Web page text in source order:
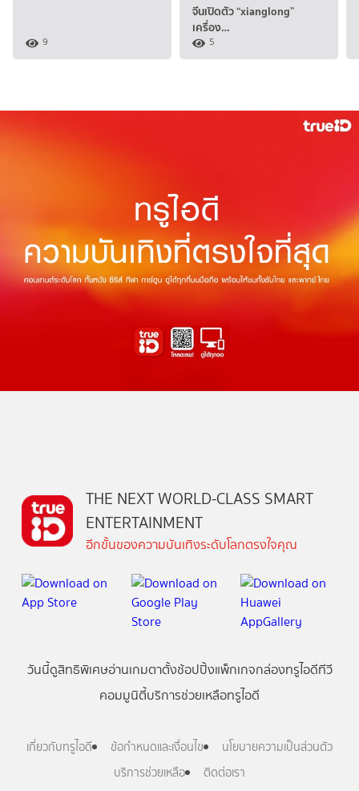
9
จีนเปิดตัว “xianglong”
เครื่อง…
5
THE NEXT WORLD-CLASS SMART
ENTERTAINMENT
อีกขั้นของความบันเทิงระดับโลกตรงใจคุณ
วันนี้ดูสิทธิพิเศษอ่านเกมตาตั้งช้อปปิ้งแพ็กเกจกล่องทรูไอดีทีวี
คอมมูนิตี้บริการช่วยเหลือทรูไอดี
เกี่ยวกับทรูไอดี ข้อกำหนดและเงื่อนไข
นโยบายความเป็นส่วนตัว
บริการช่วยเหลือ
ติดต่อเรา